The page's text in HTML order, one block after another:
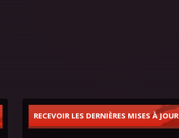
RECEVOIR LES DERNIÈRES MISES À JOUR